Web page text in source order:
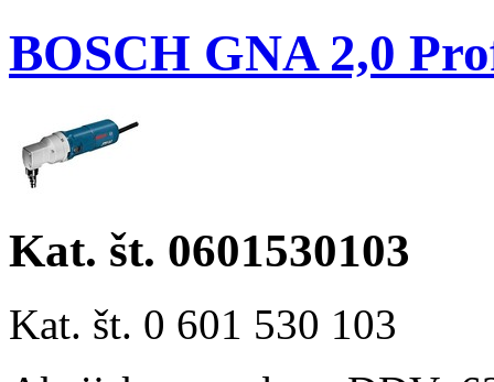
BOSCH GNA 2,0
Kat. št. 0601530103
Kat. št. 0 601 530 103